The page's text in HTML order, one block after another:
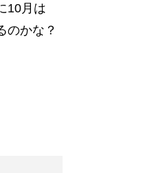
10月は
のかな？